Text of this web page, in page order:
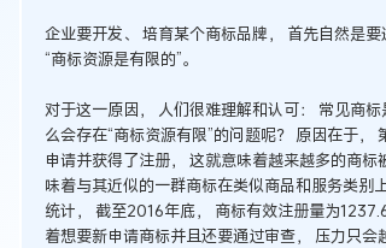
企业要开发、 培育某个商标品牌， 首先自然是
“商标资源是有限的”。
对于这一原因， 人们很难理解和认可： 常见商
么会存在“商标资源有限”的问题呢？ 原因在于
申请并获得了注册， 这就意味着越来越多的商
味着与其近似的一群商标在类似商品和服务类别
统计， 截至2016年底， 商标有效注册量为
着想要新申请商标并且还要通过审查， 压力只会